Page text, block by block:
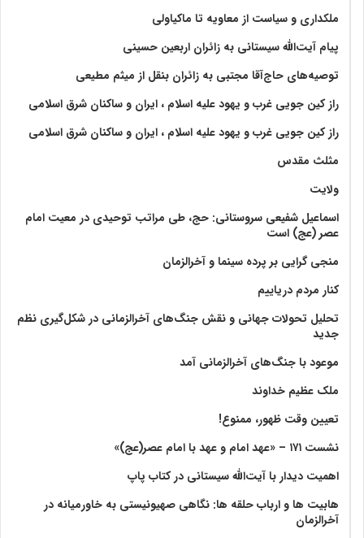
ملکداری و سیاست از معاویه تا ماکیاولی
پیام آیت‌الله سیستانی به زائران اربعین حسینی
توصیه‌های حاج‌آقا مجتبی به زائران بنقل از میثم مطیعی
راز کین جویی غرب و یهود علیه اسلام ، ایران و ساکنان شرق اسلامی
راز کین جویی غرب و یهود علیه اسلام ، ایران و ساکنان شرق اسلامی
مثلث مقدس
ولايت‏
اسماعیل شفیعی سروستانی: حج، طی مراتب توحیدی در معیت امام
عصر (عج) است
منجی گرایی بر پرده سینما و آخرالزمان
کنار مردم دریاییم
تحلیل تحولات جهانی و نقش جنگ‌های آخرالزمانی در شکل‌گیری نظم
جدید
موعود با جنگ‌های آخرالزمانی آمد
ملک عظیم خداوند
تعیین وقت ظهور، ممنوع!
نشست ۱۷۱ – «عهد امام و عهد با امام عصر(عج)»
اهمیت دیدار با آیت‌الله سیستانی در کتاب پاپ
هابیت ها و ارباب حلقه ها: نگاهی صهیونیستی به خاورمیانه در
آخرالزمان